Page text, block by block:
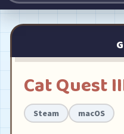
Cat Quest
Steam macOS